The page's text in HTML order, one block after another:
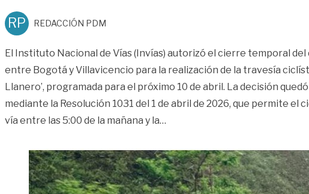
RP REDACCIÓN PDM
El Instituto Nacional de Vías (Invías) autorizó el cierre temporal
entre Bogotá y Villavicencio para la realización de la travesía
Llanero’, programada para el próximo 10 de abril. La decisión
mediante la Resolución 1031 del 1 de abril de 2026, que permite el
vía entre las 5:00 de la mañana y la…